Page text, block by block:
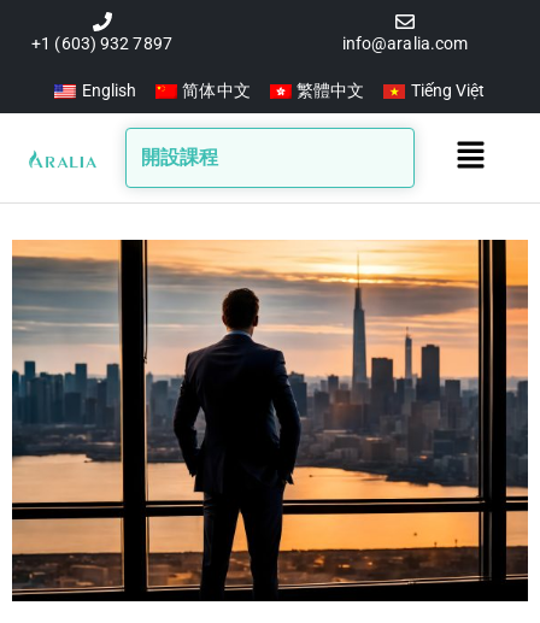
要
+1 (603) 932 7897 info@aralia.com
English 简体中文 繁體中文 Tiếng Việt
開設課程
Main